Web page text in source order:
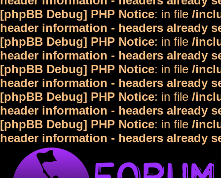
[phpBB Debug] PHP Notice: in file /
header information - headers already
[phpBB Debug] PHP Notice: in file /
header information - headers already
[phpBB Debug] PHP Notice: in file /
header information - headers already
[phpBB Debug] PHP Notice: in file /
header information - headers already
[phpBB Debug] PHP Notice: in file /
header information - headers already